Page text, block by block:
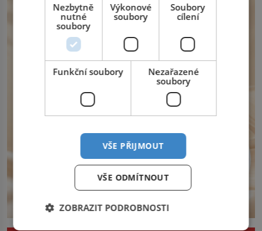
dozorce po svém otci, ale víc […]
Nezbytně
nutné
soubory
Výkonové
soubory
Soubory
cílení
Funkční soubory
Nezařazené
soubory
VŠE PŘIJMOUT
VŠE ODMÍTNOUT
ZOBRAZIT PODROBNOSTI